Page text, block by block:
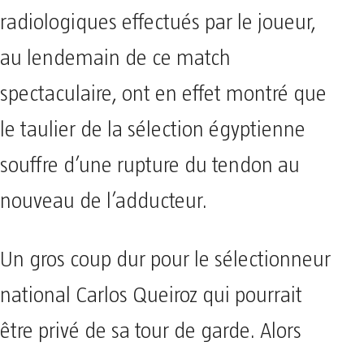
radiologiques effectués par le joueur,
au lendemain de ce match
spectaculaire, ont en effet montré que
le taulier de la sélection égyptienne
souffre d’une rupture du tendon au
nouveau de l’adducteur.
Un gros coup dur pour le sélectionneur
national Carlos Queiroz qui pourrait
être privé de sa tour de garde. Alors